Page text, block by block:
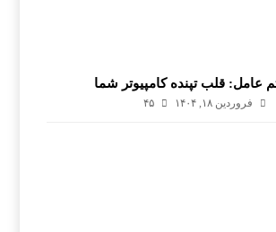
عامل: قلب تپنده کامپیوتر شما
فروردین ۱۸, ۱۴۰۴ ۴۵